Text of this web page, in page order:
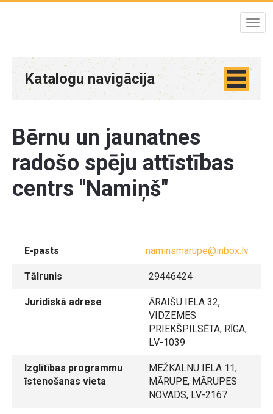
Katalogu navigācija
Bērnu un jaunatnes
radošo spēju attīstības
centrs "Namiņš"
E-pasts naminsmarupe@inbox.lv
Tālrunis 29446424
Juridiskā adrese
ĀRAIŠU IELA 32,
VIDZEMES
PRIEKŠPILSĒTA, RĪGA,
LV-1039
Izglītības programmu
īstenošanas vieta
MEŽKALNU IELA 11,
MĀRUPE, MĀRUPES
NOVADS, LV-2167